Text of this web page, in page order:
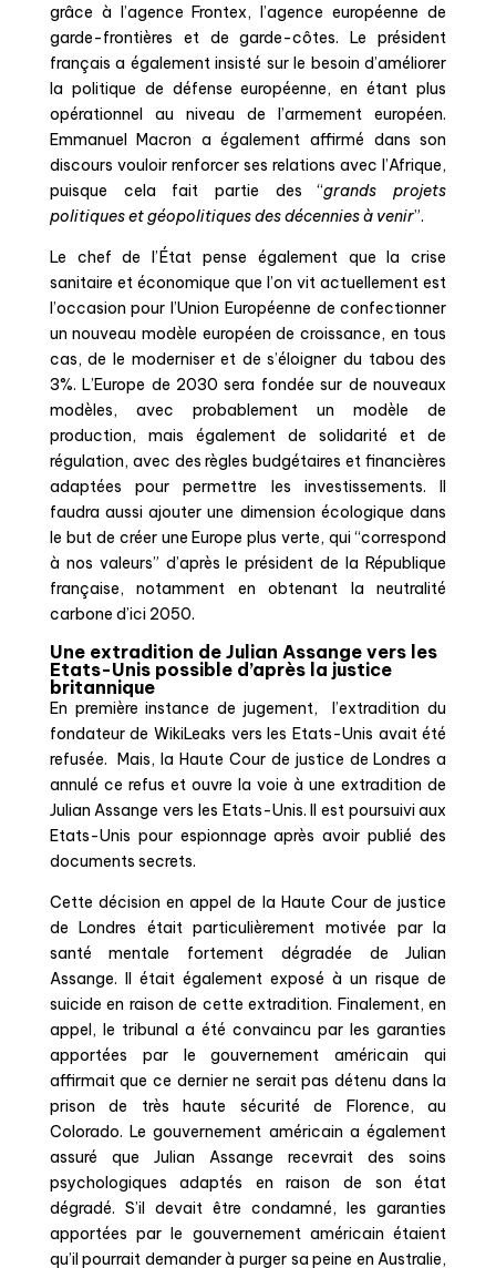
grâce à l’agence Frontex, l’agence européenne de
garde-frontières et de garde-côtes. Le président
français a également insisté sur le besoin d’améliorer
la politique de défense européenne, en étant plus
opérationnel au niveau de l’armement européen.
Emmanuel Macron a également affirmé dans son
discours vouloir renforcer ses relations avec l’Afrique,
puisque cela fait partie des“grands projets
politiques et géopolitiques des décennies à venir”.
Le chef de l’État pense également que la crise
sanitaire et économique que l’on vit actuellement est
l’occasion pour l’Union Européenne de confectionner
un nouveau modèle européen de croissance, en tous
cas, de le moderniser et de s’éloigner du tabou des
3%. L’Europe de 2030​ sera fondée sur de nouveaux
modèles, avec probablement un modèle de
production, mais également de solidarité et de
régulation​, avec des règles budgétaires et financières
adaptées pour permettre les investissements. Il
faudra aussi ajouter une dimension écologique dans
le but de créer une Europe plus verte, qui “correspond
à nos valeurs” d’après le président de la République
française, notamment en obtenant la neutralité
carbone d’ici 2050.
Une extradition de Julian Assange vers les
Etats-Unis possible d’après la justice
britannique
En première instance de jugement, l’extradition du
fondateur de WikiLeaks vers les Etats-Unis avait été
refusée. Mais, la Haute Cour de justice de Londres a
annulé ce refus et ouvre la voie à uneextraditionde
Julian Assange vers les Etats-Unis. Il est poursuivi aux
Etats-Unis pour espionnage après avoir publié des
documents secrets.
Cette décision en appel de la Haute Cour de justice
de Londres était particulièrement motivée par la
santé mentale fortement dégradée de Julian
Assange. Il était également exposé à un risque de
suicide en raison de cette extradition. Finalement, en
appel, le tribunal a été convaincu par les garanties
apportées par le gouvernement américain
qui
affirmait que ce dernier ne serait pas détenu dans la
prison de très haute sécurité de Florence, au
Colorado. Le gouvernement américain a également
assuré que Julian Assange recevrait des soins
psychologiques adaptés en raison de son état
dégradé. S’il devait être condamné, les garanties
apportées par le gouvernement américain étaient
qu’il pourrait demander à purger sa peine en Australie,